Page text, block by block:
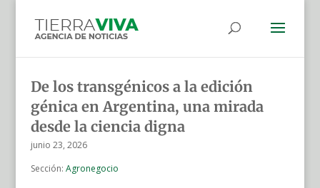
De los transgénicos a la edición
génica en Argentina, una mirada
desde la ciencia digna
junio 23, 2026
Sección: Agronegocio